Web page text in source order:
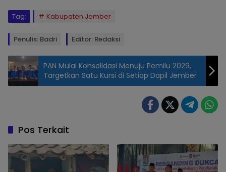
Tag: Kabupaten Jember
Penulis: Badri Editor: Redaksi
Meninjau
Sumberjambe,
PAN Mulai Konsolidasi Menuju Pemilu 2029,
Targetkan Satu Kursi di Setiap Dapil Jember
Pos Terkait